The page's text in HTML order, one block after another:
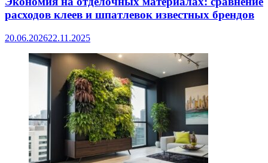
расходов клеев и шпатлевок известных брендов
20.06.202622.11.2025